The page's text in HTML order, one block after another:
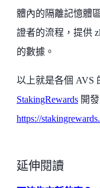
體內的隔離記憶體
證者的流程，提供
的數據。
以上就是各個 AVS
StakingRewards 開
https://
延伸閱讀